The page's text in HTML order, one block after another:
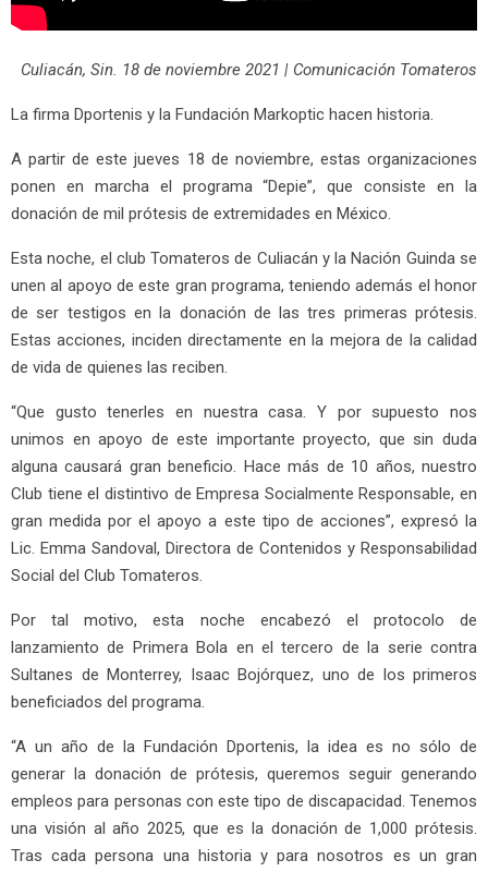
Culiacán, Sin. 18 de noviembre 2021 | Comunicación Tomateros
La firma Dportenis y la Fundación Markoptic hacen historia.
A partir de este jueves 18 de noviembre, estas organizaciones
ponen en marcha el programa “Depie”, que consiste en la
donación de mil prótesis de extremidades en México.
Esta noche, el club Tomateros de Culiacán y la Nación Guinda se
unen al apoyo de este gran programa, teniendo además el honor
de ser testigos en la donación de las tres primeras prótesis.
Estas acciones, inciden directamente en la mejora de la calidad
de vida de quienes las reciben.
“Que gusto tenerles en nuestra casa. Y por supuesto nos
unimos en apoyo de este importante proyecto, que sin duda
alguna causará gran beneficio. Hace más de 10 años, nuestro
Club tiene el distintivo de Empresa Socialmente Responsable, en
gran medida por el apoyo a este tipo de acciones”, expresó la
Lic. Emma Sandoval, Directora de Contenidos y Responsabilidad
Social del Club Tomateros.
Por tal motivo, esta noche encabezó el protocolo de
lanzamiento de Primera Bola en el tercero de la serie contra
Sultanes de Monterrey, Isaac Bojórquez, uno de los primeros
beneficiados del programa.
“A un año de la Fundación Dportenis, la idea es no sólo de
generar la donación de prótesis, queremos seguir generando
empleos para personas con este tipo de discapacidad. Tenemos
una visión al año 2025, que es la donación de 1,000 prótesis.
Tras cada persona una historia y para nosotros es un gran